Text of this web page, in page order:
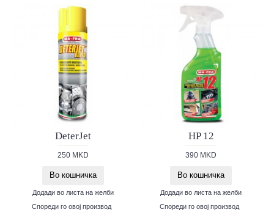
DeterJet
250 MKD
Во кошничка
Додади во листа на желби
Спореди го овој производ
HP 12
390 MKD
Во кошничка
Додади во листа на желби
Спореди го овој производ